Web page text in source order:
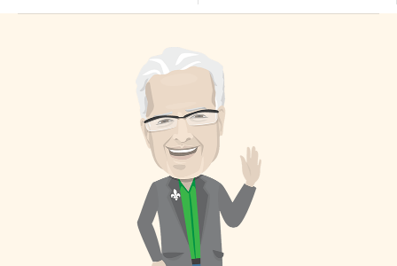
meilleur film étranger 2012), et
tout récemment encore prix de
la critique internationale
(Fipresci) et Ours d’or pour
Taxi de Jafar Panahi, cinéaste
dissident condamné en 2010 à
«propagande» contre le régime
de Mahmoud Ahmadinejad.
l’astronomie de nouvelles
frontières. Mais une coalition
d’autochtones et
d’environnementalistes s’y
oppose: en octobre, ils ont
bloqué la seule route menant au
sommet, le jour où devait avoir
lieu une cérémonie
d’inauguration. Depuis, un
juge a autorisé la reprise des
travaux, et les opposants ont […]